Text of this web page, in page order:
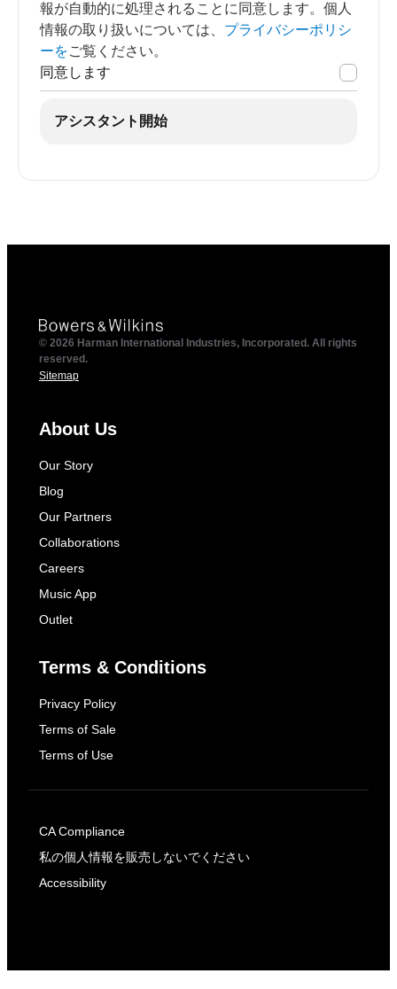
報が自動的に処理されることに同意します。個人
情報の取り扱いについては、 プライバシーポリシ
ーをご覧ください。
同意します
アシスタント開始
© 2026 Harman International Industries, Incorporated. All rights
reserved.
Sitemap
About Us
Our Story
Blog
Our Partners
Collaborations
Careers
Music App
Outlet
Terms & Conditions
Privacy Policy
Terms of Sale
Terms of Use
CA Compliance
私の個人情報を販売しないでください
Accessibility